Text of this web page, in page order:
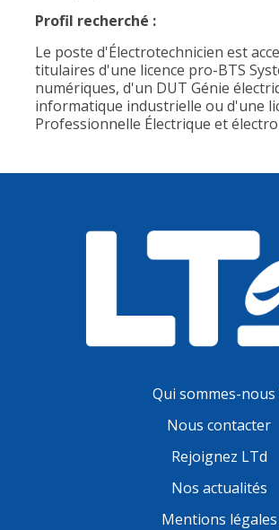
Profil recherché :
Le poste d'Électrotechnicien est
titulaires d'une licence pro-BTS
numériques, d'un DUT Génie
informatique industrielle ou d'une
Professionnelle Électrique et
Qui sommes-nous
Nous contacter
Rejoignez LTd
Nos actualités
Mentions légales